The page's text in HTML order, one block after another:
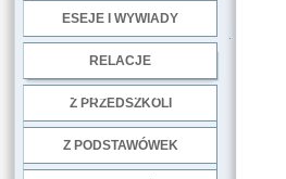
ESEJE I WYWIADY
RELACJE
Z PRZEDSZKOLI
Z PODSTAWÓWEK